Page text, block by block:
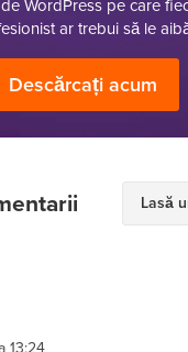
WordPress pe care
ar trebui să le
Descărcați acum
Lasă